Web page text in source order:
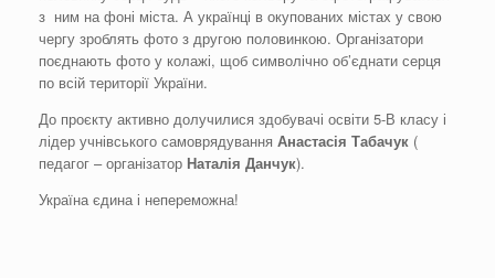
з ним на фоні міста. А українці в окупованих містах у свою
чергу зроблять фото з другою половинкою. Організатори
поєднають фото у колажі, щоб символічно об’єднати серця
по всій території України.
До проєкту активно долучилися здобувачі освіти 5-В класу і
лідер учнівського самоврядування Анастасія Табачук (
педагог – організатор Наталія Данчук).
Україна єдина і непереможна!